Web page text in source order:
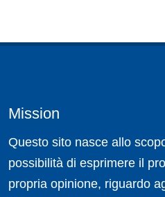
Mission
Questo sito nasce allo
possibilità di esprimere il
propria opinione, riguardo